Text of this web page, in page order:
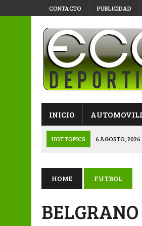
CONTACTO PUBLICIDAD
INICIO
HOT TOPICS 6 AGOSTO, 2026
5 AGOSTO, 2026 | EMOTIVO
6 AGOSTO, 2026 SUB 20:
HOME FUTBOL